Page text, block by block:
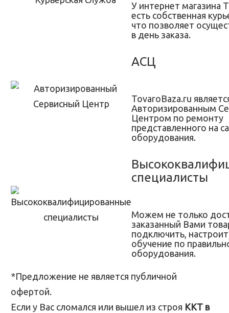
У интернет магазина
есть собственная
что позволяет
в день заказа.
АСЦ
TovaroBaza.ru
Авторизированным
Центром по ремонту
представленного на
оборудования.
специалисты
Можем не только
заказанный Вами
подключить,
обучение по
оборудования.
*Предложение не является публичной
офертой.
Если у Вас сломался или вышел из строя ККТ в